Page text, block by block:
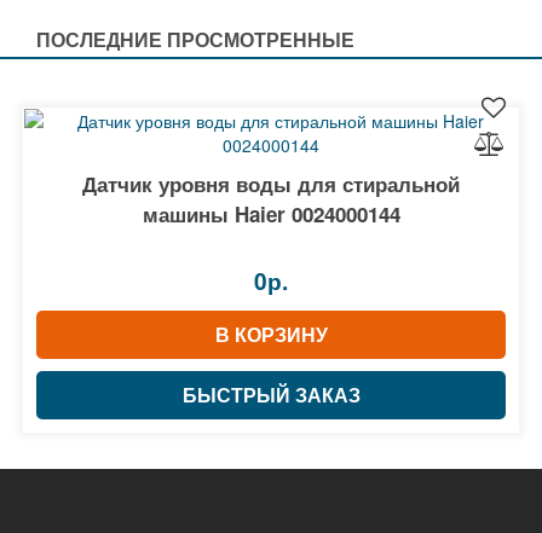
ПОСЛЕДНИЕ ПРОСМОТРЕННЫЕ
Датчик уровня воды для стиральной
машины Haier 0024000144
0р.
В КОРЗИНУ
БЫСТРЫЙ ЗАКАЗ